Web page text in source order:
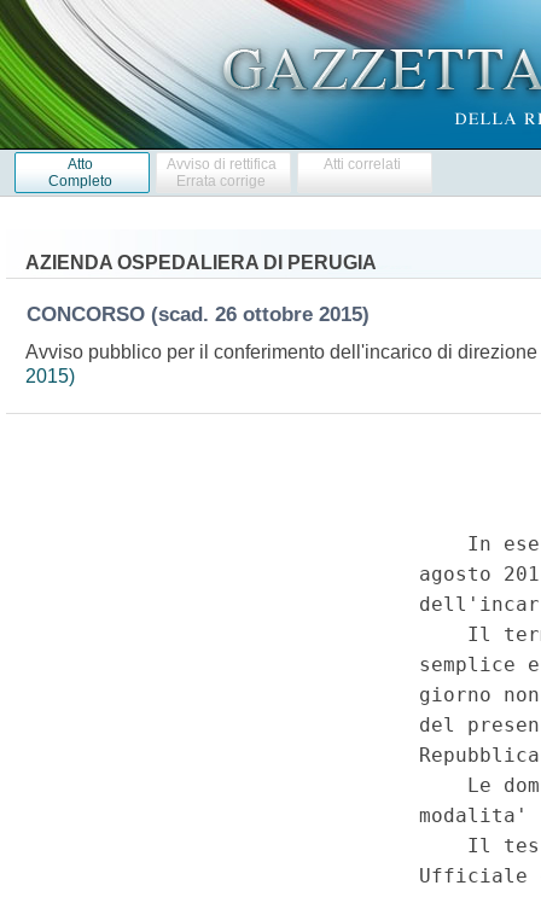
Atto
Completo
Avviso di rettifica
Errata corrige
Atti correlati
AZIENDA OSPEDALIERA DI PERUGIA
CONCORSO (scad. 26 ottobre 2015)
Avviso pubblico per il conferimento dell'incarico di
2015)